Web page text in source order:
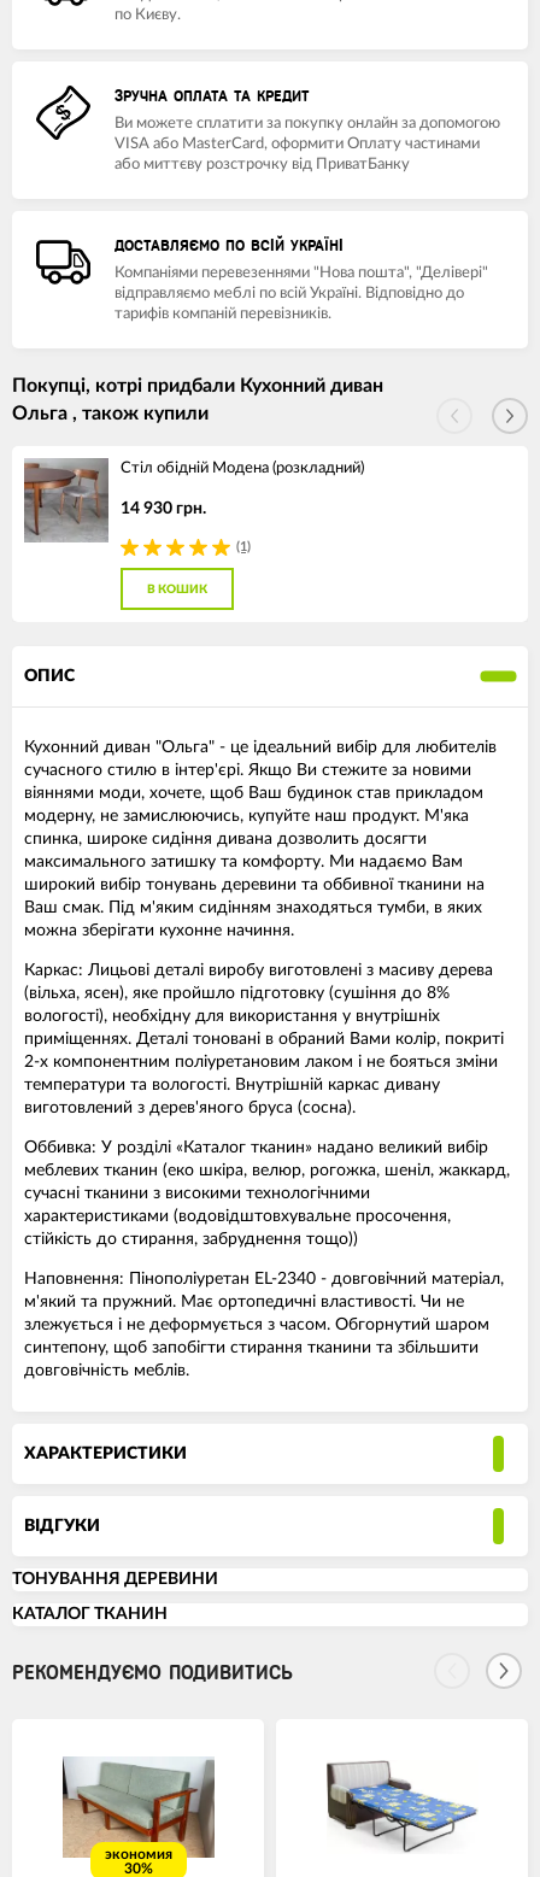
по Києву.
ЗРУЧНА ОПЛАТА ТА КРЕДИТ
Ви можете сплатити за покупку онлайн за допомогою
VISA або MasterCard, оформити Оплату частинами
або миттєву розстрочку від ПриватБанку
ДОСТАВЛЯЄМО ПО ВСІЙ УКРАЇНІ
Компаніями перевезеннями "Нова пошта", "Делівері"
відправляємо меблі по всій Україні. Відповідно до
тарифів компаній перевізників.
Покупці, котрі придбали Кухонний диван
Ольга , також купили
Стіл обідній Модена (розкладний)
14 930 грн.
(1)
В КОШИК
ОПИС
Кухонний диван "Ольга" - це ідеальний вибір для любителів
сучасного стилю в інтер'єрі. Якщо Ви стежите за новими
віяннями моди, хочете, щоб Ваш будинок став прикладом
модерну, не замислюючись, купуйте наш продукт. М'яка
спинка, широке сидіння дивана дозволить досягти
максимального затишку та комфорту. Ми надаємо Вам
широкий вибір тонувань деревини та оббивної тканини на
Ваш смак. Під м'яким сидінням знаходяться тумби, в яких
можна зберігати кухонне начиння.
Каркас: Лицьові деталі виробу виготовлені з масиву дерева
(вільха, ясен), яке пройшло підготовку (сушіння до 8%
вологості), необхідну для використання у внутрішніх
приміщеннях. Деталі тоновані в обраний Вами колір, покриті
2-х компонентним поліуретановим лаком і не бояться зміни
температури та вологості. Внутрішній каркас дивану
виготовлений з дерев'яного бруса (сосна).
Оббивка: У розділі «Каталог тканин» надано великий вибір
меблевих тканин (еко шкіра, велюр, рогожка, шеніл, жаккард,
сучасні тканини з високими технологічними
характеристиками (водовідштовхувальне просочення,
стійкість до стирання, забруднення тощо))
Наповнення: Пінополіуретан EL-2340 - довговічний матеріал,
м'який та пружний. Має ортопедичні властивості. Чи не
злежується і не деформується з часом. Обгорнутий шаром
синтепону, щоб запобігти стирання тканини та збільшити
довговічність меблів.
ХАРАКТЕРИСТИКИ
ВІДГУКИ
ТОНУВАННЯ ДЕРЕВИНИ
КАТАЛОГ ТКАНИН
РЕКОМЕНДУЄМО ПОДИВИТИСЬ
экономия
30%